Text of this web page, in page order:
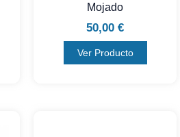
Mojado
50,00 €
Ver Producto